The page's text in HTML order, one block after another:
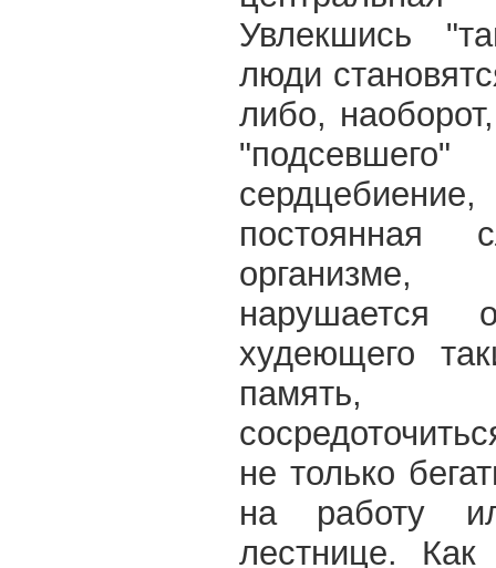
Увлекшись
люди
либо,
постоянная
организме,
нарушается
худеющего
память,
не только
на работу
лестнице. Как